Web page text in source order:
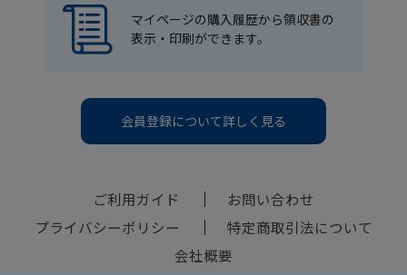
マイページの購入履歴から領収書の
表示・印刷ができます。
会員登録について詳しく見る
ご利用ガイド
お問い合わせ
プライバシーポリシー
特定商取引法について
会社概要